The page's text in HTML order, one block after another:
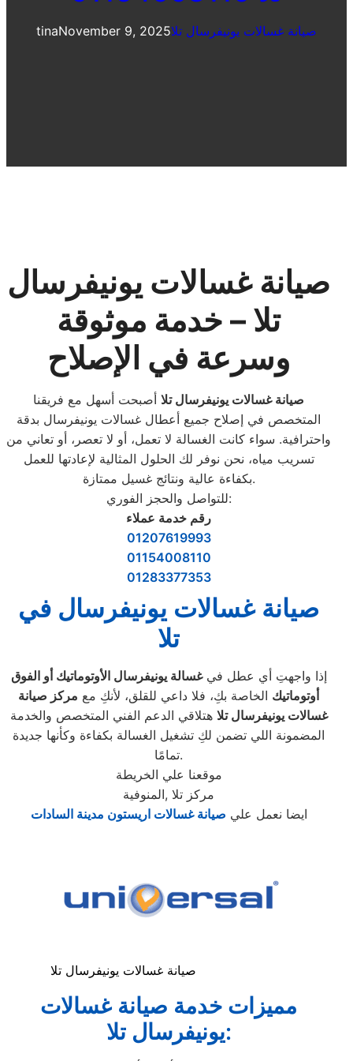
tinaNovember 9, 2025صيانة غسالات يونيفرسال تلا
صيانة غسالات يونيفرسال
تلا – خدمة موثوقة
وسرعة في الإصلاح
صيانة غسالات يونيفرسال تلا أصبحت أسهل مع فريقنا
المتخصص في إصلاح جميع أعطال غسالات يونيفرسال بدقة
واحترافية. سواء كانت الغسالة لا تعمل، أو لا تعصر، أو تعاني من
تسريب مياه، نحن نوفر لك الحلول المثالية لإعادتها للعمل
بكفاءة عالية ونتائج غسيل ممتازة.
للتواصل والحجز الفوري:
رقم خدمة عملاء
01207619993
01154008110
01283377353
صيانة غسالات يونيفرسال في
تلا
إذا واجهتِ أي عطل فيغسالة يونيفرسال الأوتوماتيك أو الفوق
أوتوماتيك الخاصة بكِ، فلا داعي للقلق، لأنكِ مع مركز صيانة
غسالات يونيفرسال تلا هتلاقي الدعم الفني المتخصص والخدمة
المضمونة اللي تضمن لكِ تشغيل الغسالة بكفاءة وكأنها جديدة
تمامًا.
موقعنا علي الخريطة
مركز تلا ,المنوفية
ايضا نعمل علي صيانة غسالات اريستون مدينة السادات
صيانة غسالات يونيفرسال تلا
مميزات خدمة صيانة غسالات
يونيفرسال تلا: